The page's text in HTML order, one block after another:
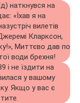
наткнувся на
«Їхав я на
вилетів
Кларксон,
Миттєво дав по
води брехня!
і не їздити на
у вашому
Якщо у вас є